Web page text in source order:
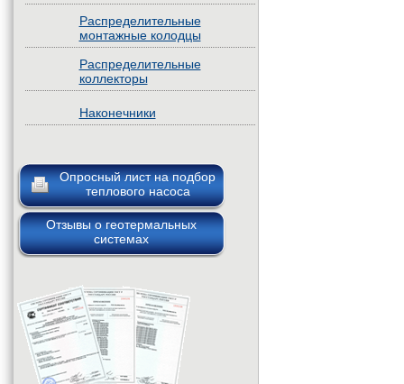
Распределительные
монтажные колодцы
Распределительные
коллекторы
Наконечники
Опросный лист на подбор
теплового насоса
Отзывы о геотермальных
системах